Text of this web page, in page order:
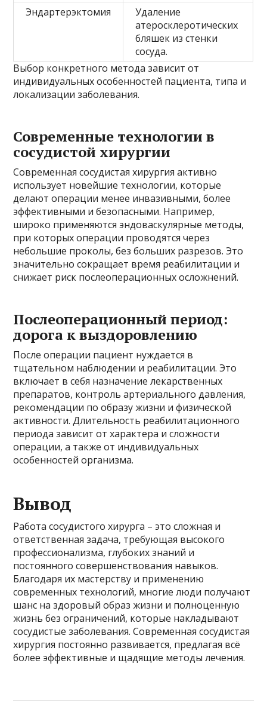
Эндартерэктомия
Удаление
атеросклеротических
бляшек из стенки
сосуда.
Выбор конкретного метода зависит от
индивидуальных особенностей пациента, типа и
локализации заболевания.
Современные технологии в
сосудистой хирургии
Современная сосудистая хирургия активно
использует новейшие технологии, которые
делают операции менее инвазивными, более
эффективными и безопасными. Например,
широко применяются эндоваскулярные методы,
при которых операции проводятся через
небольшие проколы, без больших разрезов. Это
значительно сокращает время реабилитации и
снижает риск послеоперационных осложнений.
Послеоперационный период:
дорога к выздоровлению
После операции пациент нуждается в
тщательном наблюдении и реабилитации. Это
включает в себя назначение лекарственных
препаратов, контроль артериального давления,
рекомендации по образу жизни и физической
активности. Длительность реабилитационного
периода зависит от характера и сложности
операции, а также от индивидуальных
особенностей организма.
Вывод
Работа сосудистого хирурга – это сложная и
ответственная задача, требующая высокого
профессионализма, глубоких знаний и
постоянного совершенствования навыков.
Благодаря их мастерству и применению
современных технологий, многие люди получают
шанс на здоровый образ жизни и полноценную
жизнь без ограничений, которые накладывают
сосудистые заболевания. Современная сосудистая
хирургия постоянно развивается, предлагая всё
более эффективные и щадящие методы лечения.